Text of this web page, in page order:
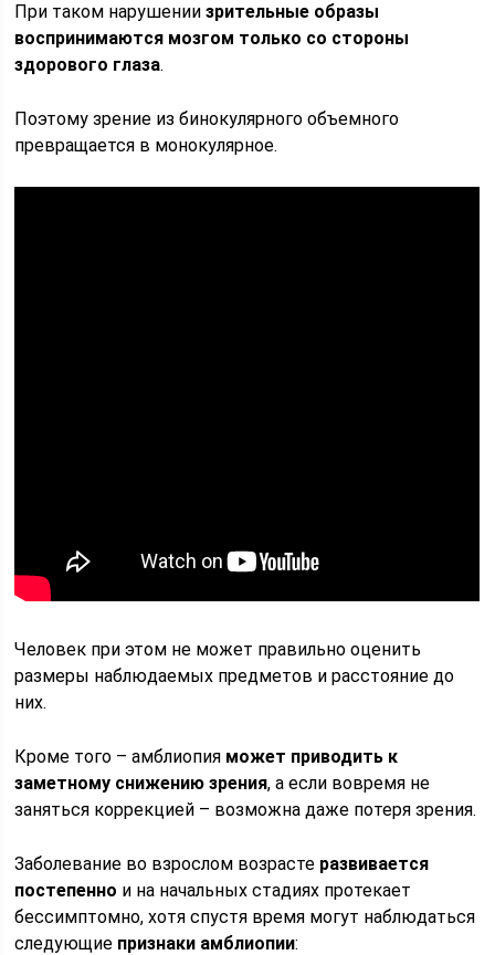
При таком нарушениизрительные образы
воспринимаются мозгом только со стороны
здорового глаза.
Поэтому зрение из бинокулярного объемного
превращается в монокулярное.
Человек при этом не может правильно оценить
размеры наблюдаемых предметов и расстояние до
них.
Кроме того – амблиопия может приводить к
заметному снижению зрения, а если вовремя не
заняться коррекцией – возможна даже потеря зрения.
Заболевание во взрослом возрасте развивается
постепенно и на начальных стадиях протекает
бессимптомно, хотя спустя время могут наблюдаться
следующие признаки амблиопии: